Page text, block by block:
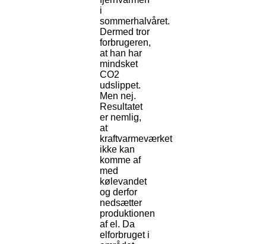
i
sommerhalvåret.
Dermed tror
forbrugeren,
at han har
mindsket
CO2
udslippet.
Men nej.
Resultatet
er nemlig,
at
kraftvarmeværket
ikke kan
komme af
med
kølevandet
og derfor
nedsætter
produktionen
af el. Da
elforbruget i